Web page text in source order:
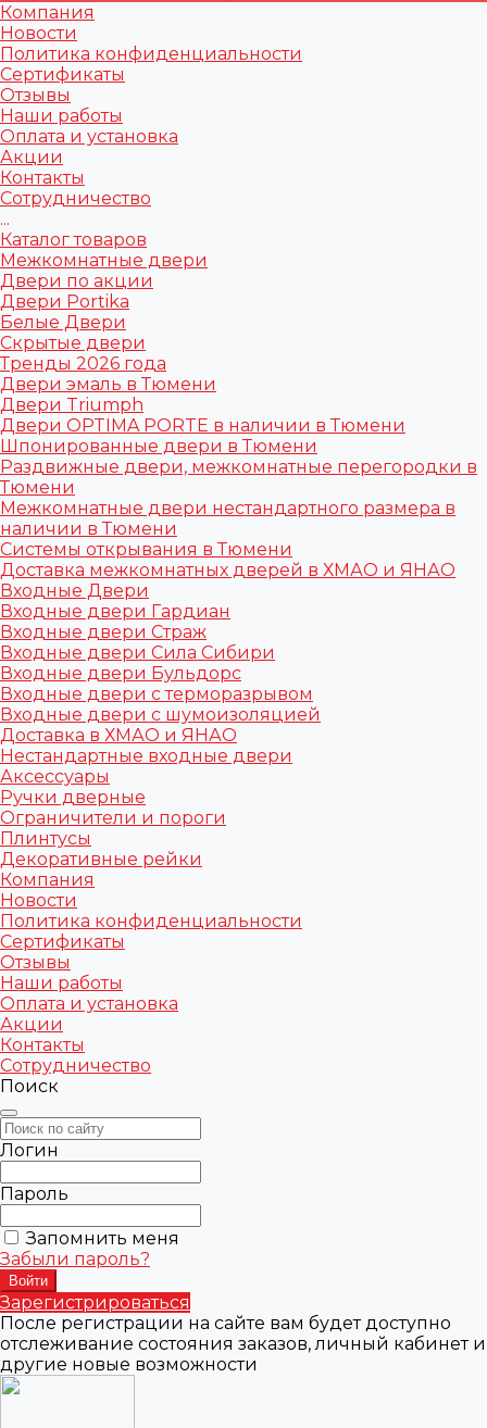
Компания
Новости
Политика конфиденциальности
Сертификаты
Отзывы
Наши работы
Оплата и установка
Акции
Контакты
Сотрудничество
...
Каталог товаров
Межкомнатные двери
Двери по акции
Двери Portika
Белые Двери
Скрытые двери
Тренды 2026 года
Двери эмаль в Тюмени
Двери Triumph
Двери OPTIMA PORTE в наличии в Тюмени
Шпонированные двери в Тюмени
Раздвижные двери, межкомнатные перегородки в
Тюмени
Межкомнатные двери нестандартного размера в
наличии в Тюмени
Системы открывания в Тюмени
Доставка межкомнатных дверей в ХМАО и ЯНАО
Входные Двери
Входные двери Гардиан
Входные двери Страж
Входные двери Сила Сибири
Входные двери Бульдорс
Входные двери с терморазрывом
Входные двери с шумоизоляцией
Доставка в ХМАО и ЯНАО
Нестандартные входные двери
Аксессуары
Ручки дверные
Ограничители и пороги
Плинтусы
Декоративные рейки
Компания
Новости
Политика конфиденциальности
Сертификаты
Отзывы
Наши работы
Оплата и установка
Акции
Контакты
Сотрудничество
Поиск
Логин
Пароль
Запомнить меня
Забыли пароль?
Зарегистрироваться
После регистрации на сайте вам будет доступно
отслеживание состояния заказов, личный кабинет и
другие новые возможности